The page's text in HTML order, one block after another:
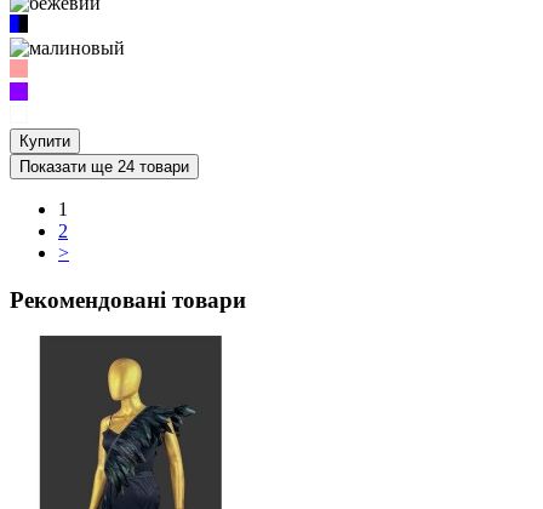
Купити
Показати ще 24 товари
1
2
>
Рекомендовані товари